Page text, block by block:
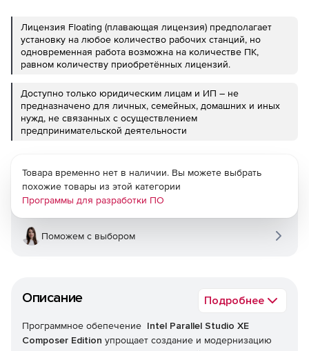
Лицензия Floating (плавающая лицензия) предполагает
установку на любое количество рабочих станций, но
одновременная работа возможна на количестве ПК,
равном количеству приобретённых лицензий.
Доступно только юридическим лицам и ИП – не
предназначено для личных, семейных, домашних и иных
нужд, не связанных с осуществлением
предпринимательской деятельности
Описание Подробнее
Программное обепечение Intel Parallel Studio XE
Composer Edition упрощает создание и модернизацию
Товара временно нет в наличии. Вы можете выбрать
похожие товары из этой категории
Программы для разработки ПО
Поможем с выбором